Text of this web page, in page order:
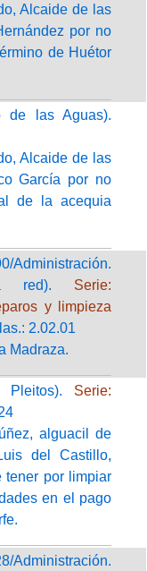
Alcaide de las
por no
de Huétor
de las Aguas).
Alcaide de las
García por no
de la acequia
red). Serie:
y limpieza
2.02.01
Madraza.
Pleitos). Serie:
alguacil de
del Castillo,
tener por limpiar
en el pago